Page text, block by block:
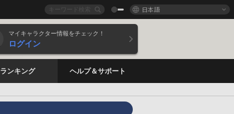
日本語
マイキャラクター情報をチェック！
ログイン
ランキング ヘルプ＆サポート